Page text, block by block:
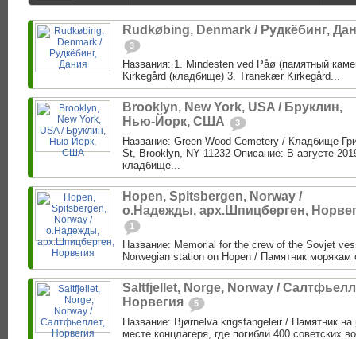
Rudkøbing, Denmark / Рудкёбинг,
3
Названия: 1. Mindesten ved Påø (памятный
Kirkegård (кладбище) 3. Tranekær Kirkegård...
Brooklyn, New York, USA / Бруклин,
Нью-Йорк, США
3
Название: Green-Wood Cemetery / Кладбище
St, Brooklyn, NY 11232 Описание: В августе
кладбище...
Hopen, Spitsbergen, Norway /
о.Надежды, арх.Шпицберген,
1
Название: Memorial for the crew of the Sovjet
Norwegian station on Hopen / Памятник морякам
Saltfjellet, Norge, Norway /
Норвегия
5
Название: Bjørnelva krigsfangeleir / Памятник на
месте концлагеря, где погибли 400 советских